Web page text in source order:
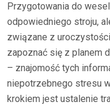
Przygotowania do
odpowiedniego stroju,
związane z
zapoznać się z planem
– znajomość tych
niepotrzebnego stresu
krokiem jest ustalenie